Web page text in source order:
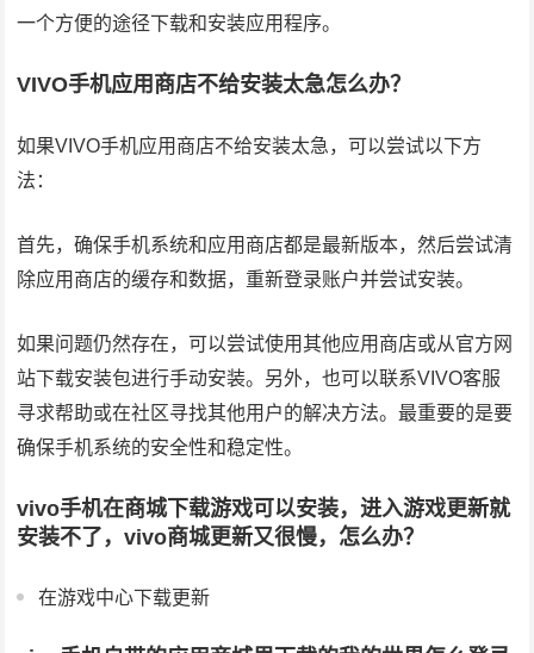
一个方便的途径下载和安装应用程序。
VIVO手机应用商店不给安装太急怎么办？
如果VIVO手机应用商店不给安装太急，可以尝试以下方
法：
首先，确保手机系统和应用商店都是最新版本，然后尝试清
除应用商店的缓存和数据，重新登录账户并尝试安装。
如果问题仍然存在，可以尝试使用其他应用商店或从官方网
站下载安装包进行手动安装。另外，也可以联系VIVO客服
寻求帮助或在社区寻找其他用户的解决方法。最重要的是要
确保手机系统的安全性和稳定性。
vivo手机在商城下载游戏可以安装，进入游戏更新就
安装不了，vivo商城更新又很慢，怎么办？
在游戏中心下载更新